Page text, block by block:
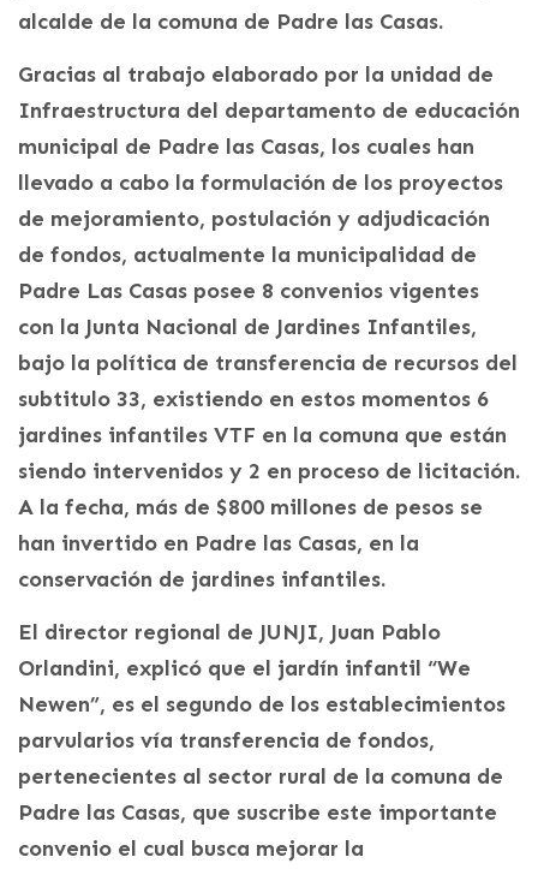
alcalde de la comuna de Padre las Casas.
Gracias al trabajo elaborado por la unidad de
Infraestructura del departamento de educación
municipal de Padre las Casas, los cuales han
llevado a cabo la formulación de los proyectos
de mejoramiento, postulación y adjudicación
de fondos, actualmente la municipalidad de
Padre Las Casas posee 8 convenios vigentes
con la Junta Nacional de Jardines Infantiles,
bajo la política de transferencia de recursos del
subtitulo 33, existiendo en estos momentos 6
jardines infantiles VTF en la comuna que están
siendo intervenidos y 2 en proceso de licitación.
A la fecha, más de $800 millones de pesos se
han invertido en Padre las Casas, en la
conservación de jardines infantiles.
El director regional de JUNJI, Juan Pablo
Orlandini, explicó que el jardín infantil “We
Newen”, es el segundo de los establecimientos
parvularios vía transferencia de fondos,
pertenecientes al sector rural de la comuna de
Padre las Casas, que suscribe este importante
convenio el cual busca mejorar la